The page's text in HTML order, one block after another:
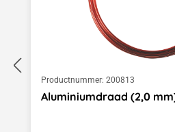
Productnummer: 200813
Aluminiumdraad (2,0